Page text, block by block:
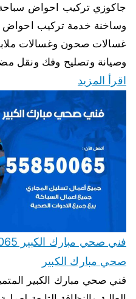
جاكوزي تركيب احواض
وساخنة خدمة تركيب
غسالات صحون وغسالات
وصيانة وتصليح وفك ونقل
اقرأ المزيد
صحي مبارك الكبير
فني صحي مبارك الكبير